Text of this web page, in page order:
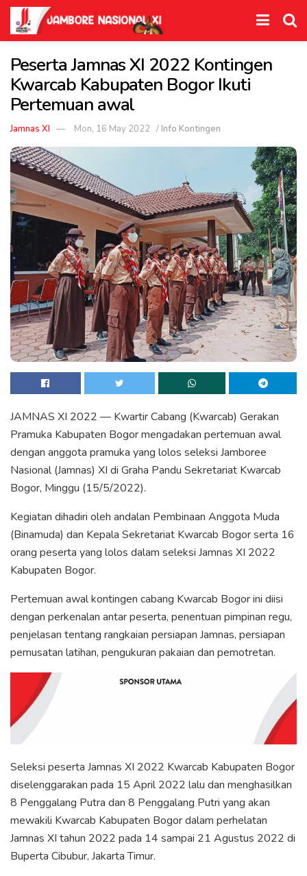
Peserta Jamnas XI 2022 Kontingen
Kwarcab Kabupaten Bogor Ikuti
Pertemuan awal
Jamnas XI Mon, 16 May 2022 /Info Kontingen
JAMNAS XI 2022 — Kwartir Cabang (Kwarcab) Gerakan
Pramuka Kabupaten Bogor mengadakan pertemuan awal
dengan anggota pramuka yang lolos seleksi Jamboree
Nasional (Jamnas) XI di Graha Pandu Sekretariat Kwarcab
Bogor, Minggu (15/5/2022).
Kegiatan dihadiri oleh andalan Pembinaan Anggota Muda
(Binamuda) dan Kepala Sekretariat Kwarcab Bogor serta 16
orang peserta yang lolos dalam seleksi Jamnas XI 2022
Kabupaten Bogor.
Pertemuan awal kontingen cabang Kwarcab Bogor ini diisi
dengan perkenalan antar peserta, penentuan pimpinan regu,
penjelasan tentang rangkaian persiapan Jamnas, persiapan
pemusatan latihan, pengukuran pakaian dan pemotretan.
Seleksi peserta Jamnas XI 2022 Kwarcab Kabupaten Bogor
diselenggarakan pada 15 April 2022 lalu dan menghasilkan
8 Penggalang Putra dan 8 Penggalang Putri yang akan
mewakili Kwarcab Kabupaten Bogor dalam perhelatan
Jamnas XI tahun 2022 pada 14 sampai 21 Agustus 2022 di
Buperta Cibubur, Jakarta Timur.